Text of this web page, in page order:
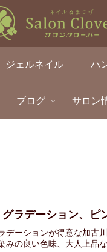
ジェルネイル ハ
ブログ サロン
グラデーション、
デーションが得意な加古
みの良い色味、大人上品